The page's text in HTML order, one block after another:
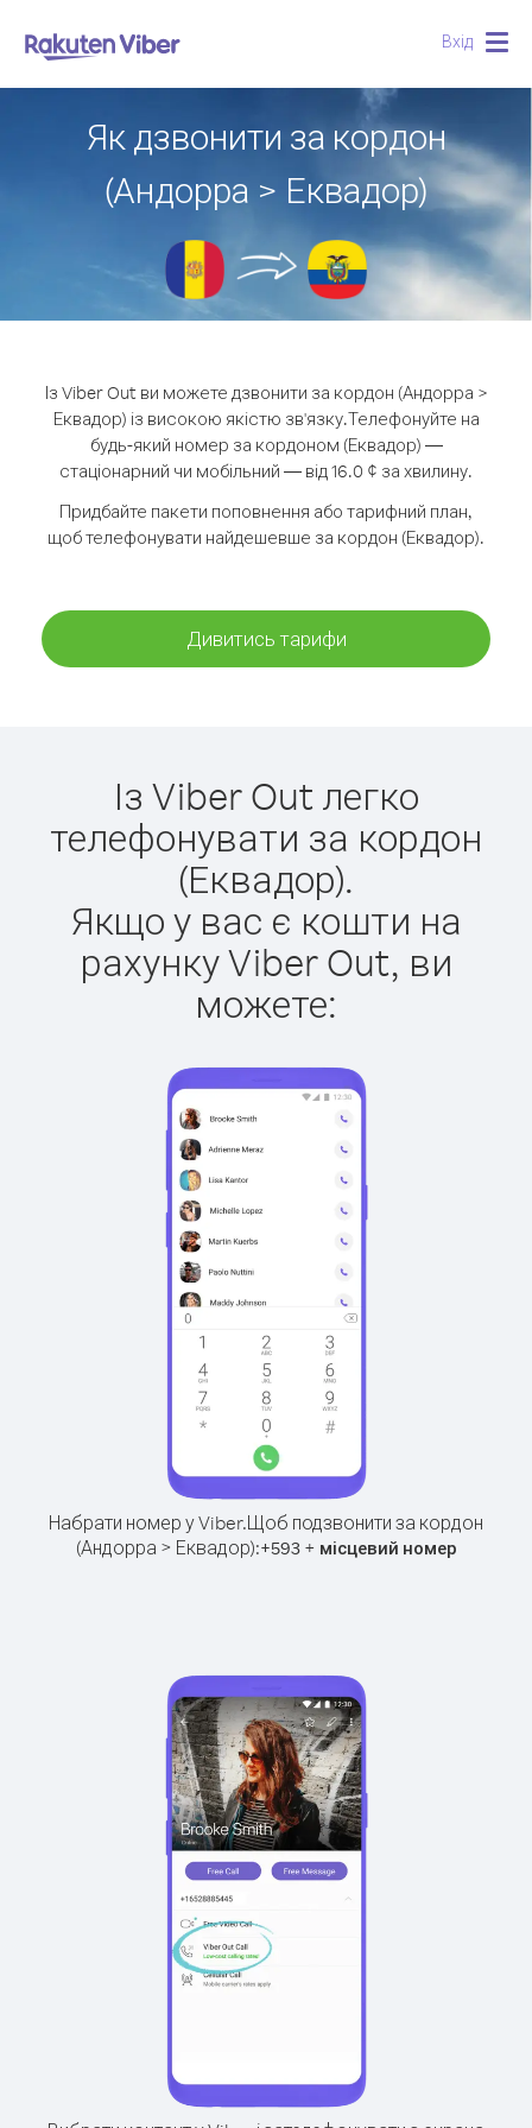
Вхід
Як дзвонити за кордон
(Андорра > Еквадор)
Із Viber Out ви можете дзвонити за кордон (Андорра >
Еквадор) із високою якістю зв'язку.Телефонуйте на
будь-який номер за кордоном (Еквадор) —
стаціонарний чи мобільний — від 16.0 ¢ за хвилину.
Придбайте пакети поповнення або тарифний план,
щоб телефонувати найдешевше за кордон (Еквадор).
Дивитись тарифи
Із Viber Out легко
телефонувати за кордон
(Еквадор).
Якщо у вас є кошти на
рахунку Viber Out, ви
можете:
Набрати номер у Viber.Щоб подзвонити за кордон
(Андорра > Еквадор):+593+ місцевий номер